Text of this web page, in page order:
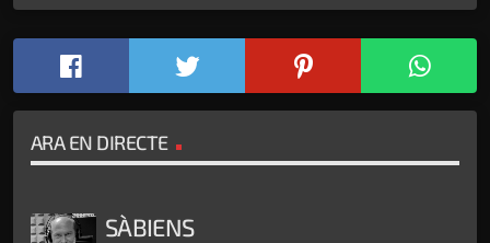
ARA EN DIRECTE
SÀBIENS